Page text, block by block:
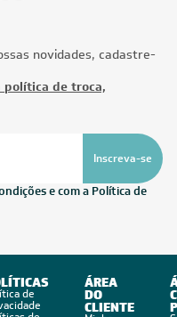
novidades, cadastre-
política de troca,
Inscreva-se
e com a Política de
de
ÁREA
DO
CLIENTE